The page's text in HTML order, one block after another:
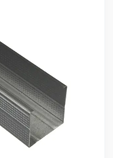
₽
заказ
Оплата
Все бренды